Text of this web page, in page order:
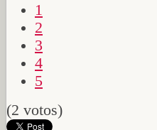
1
2
3
4
5
(2 votos)